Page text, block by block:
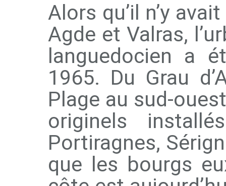
Alors qu’il n’y
Agde et Valras,
languedocien a
1965. Du Grau
Plage au sud-
originels
Portiragnes,
que les bourgs